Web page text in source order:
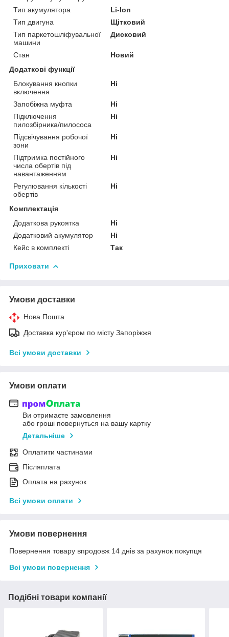
Тип акумулятора
Li-Ion
Тип двигуна
Щітковий
Тип паркетошліфувальної
машини
Дисковий
Стан
Новий
Додаткові функції
Блокування кнопки
включення
Ні
Запобіжна муфта
Ні
Підключення
пилозбірника/пилососа
Ні
Підсвічування робочої
зони
Ні
Підтримка постійного
числа обертів під
навантаженням
Ні
Регулювання кількості
обертів
Ні
Комплектація
Додаткова рукоятка
Ні
Додатковий акумулятор
Ні
Кейс в комплекті
Так
Приховати
Умови доставки
Нова Пошта
Доставка кур'єром по місту Запоріжжя
Всі умови доставки
Умови оплати
Ви отримаєте замовлення
або гроші повернуться на вашу картку
Детальніше
Оплатити частинами
Післяплата
Оплата на рахунок
Всі умови оплати
Умови повернення
Повернення товару впродовж 14 днів за рахунок покупця
Всі умови повернення
Подібні товари компанії